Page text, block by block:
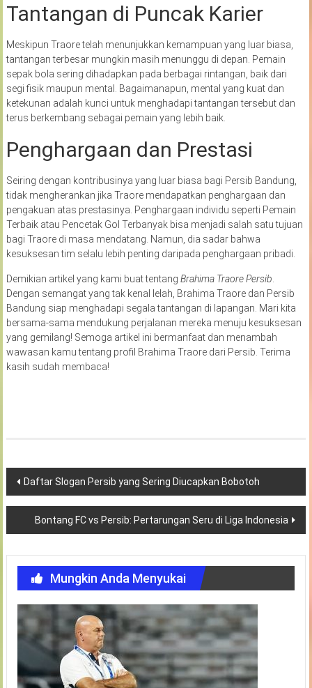
Tantangan di Puncak Karier
Meskipun Traore telah menunjukkan kemampuan yang luar biasa,
tantangan terbesar mungkin masih menunggu di depan. Pemain
sepak bola sering dihadapkan pada berbagai rintangan, baik dari
segi fisik maupun mental. Bagaimanapun, mental yang kuat dan
ketekunan adalah kunci untuk menghadapi tantangan tersebut dan
terus berkembang sebagai pemain yang lebih baik.
Penghargaan dan Prestasi
Seiring dengan kontribusinya yang luar biasa bagi Persib Bandung,
tidak mengherankan jika Traore mendapatkan penghargaan dan
pengakuan atas prestasinya. Penghargaan individu seperti Pemain
Terbaik atau Pencetak Gol Terbanyak bisa menjadi salah satu tujuan
bagi Traore di masa mendatang. Namun, dia sadar bahwa
kesuksesan tim selalu lebih penting daripada penghargaan pribadi.
Demikian artikel yang kami buat tentang Brahima Traore Persib
Dengan semangat yang tak kenal lelah, Brahima Traore dan Persib
Bandung siap menghadapi segala tantangan di lapangan. Mari kita
bersama-sama mendukung perjalanan mereka menuju kesuksesan
yang gemilang! Semoga artikel ini bermanfaat dan menambah
wawasan kamu tentang profil Brahima Traore dari Persib. Terima
kasih sudah membaca!
Navigasi
pos
Daftar Slogan Persib yang Sering Diucapkan Bobotoh
Bontang FC vs Persib: Pertarungan Seru di Liga Indonesia
Mungkin Anda Menyukai